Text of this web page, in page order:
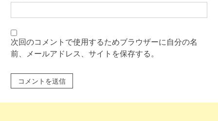
次回のコメントで使用するためブラウザーに自分の名
前、メールアドレス、サイトを保存する。